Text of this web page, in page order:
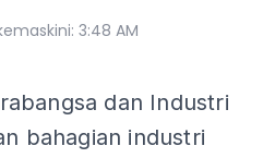
: 3:48 AM
dan Industri
bahagian industri